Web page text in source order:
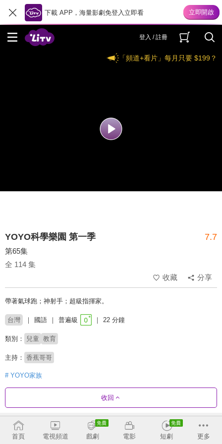
下載 APP，海量影劇免登入立即看
登入 / 註冊
「頻道+看片」每月只要 $199？
YOYO科學樂園 第一季 7.7
第65集
全 114 集
收藏
分享
帶著氣球跑；神射手；超級指揮家。
台灣 國語 普遍級 22 分鐘
類別： 兒童 教育
主持： 香蕉哥哥
# YOYO家族
收回
劇集列表 正序
首頁 電視頻道 戲劇 電影 短劇 更多